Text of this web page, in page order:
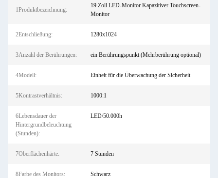
1Produktbezeichnung:
19 Zoll LED-Monitor Kapazitiver Touchscreen-
Monitor
2Entschließung: 1280x1024
3Anzahl der Berührungen: ein Berührungspunkt (Mehrberührung optional)
4Modell: Einheit für die Überwachung der Sicherheit
5Kontrastverhältnis: 1000:1
6Lebensdauer der
Hintergrundbeleuchtung
(Stunden):
LED/50.000h
7Oberflächenhärte: 7 Stunden
8Farbe des Monitors: Schwarz